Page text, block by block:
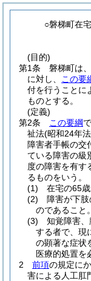
○磐梯町在
(目的)
第1条
磐梯町は
に対し、
この要
付を行うことに
ものとする。
(定義)
第2条
この要綱
祉法(昭和24年
障害者手帳の交
ている障害の級
度の障害を有す
るものをいう。
(1)
在宅の65歳
(2)
障害が下
のであること。
(3)
知覚障害
する者で、現
の顕著な症状
医療的処置を
2
前項の規定に
害による人工肛